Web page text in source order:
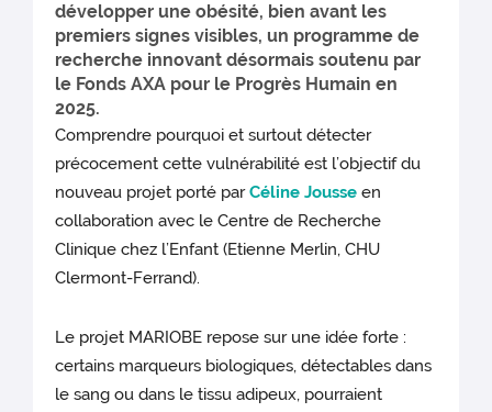
développer une obésité, bien avant les
premiers signes visibles, un programme de
recherche innovant désormais soutenu par
le Fonds AXA pour le Progrès Humain en
2025.
Comprendre pourquoi et surtout détecter
précocement cette vulnérabilité est l’objectif du
nouveau projet porté parCéline Jousse en
collaboration avec le Centre de Recherche
Clinique chez l’Enfant (Etienne Merlin, CHU
Clermont-Ferrand).
Le projet MARIOBE repose sur une idée forte :
certains marqueurs biologiques, détectables dans
le sang ou dans le tissu adipeux, pourraient